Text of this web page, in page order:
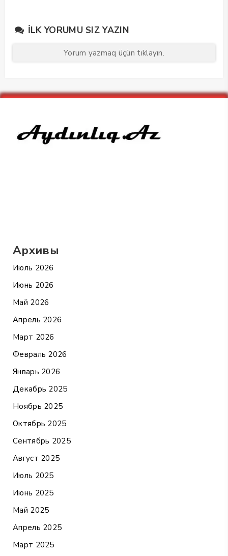
İLK YORUMU SIZ YAZIN
Yorum yazmaq üçün tıklayın.
Архивы
Июль 2026
Июнь 2026
Май 2026
Апрель 2026
Март 2026
Февраль 2026
Январь 2026
Декабрь 2025
Ноябрь 2025
Октябрь 2025
Сентябрь 2025
Август 2025
Июль 2025
Июнь 2025
Май 2025
Апрель 2025
Март 2025